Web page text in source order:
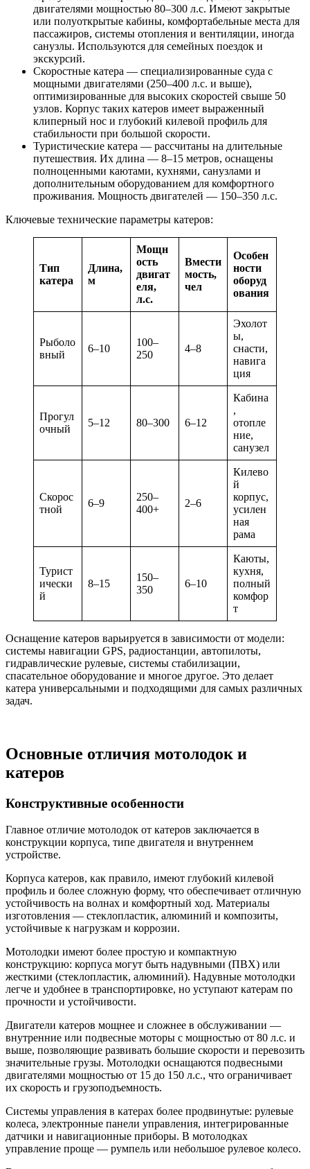
двигателями мощностью 80–300 л.с. Имеют закрытые
или полуоткрытые кабины, комфортабельные места для
пассажиров, системы отопления и вентиляции, иногда
санузлы. Используются для семейных поездок и
экскурсий.
Скоростные катера — специализированные суда с
мощными двигателями (250–400 л.с. и выше),
оптимизированные для высоких скоростей свыше 50
узлов. Корпус таких катеров имеет выраженный
клиперный нос и глубокий килевой профиль для
стабильности при большой скорости.
Туристические катера — рассчитаны на длительные
путешествия. Их длина — 8–15 метров, оснащены
полноценными каютами, кухнями, санузлами и
дополнительным оборудованием для комфортного
проживания. Мощность двигателей — 150–350 л.с.
Ключевые технические параметры катеров:
Тип
катера
Длина,
м
Мощн
ость
двигат
еля,
л.с.
Вмести
мость,
чел
Особен
ности
оборуд
ования
Рыболо
вный
6–10
100–
250
4–8
Эхолот
ы,
снасти,
навига
ция
Прогул
очный
5–12 80–300 6–12
Кабина
,
отопле
ние,
санузел
Скорос
тной
6–9
250–
400+
2–6
Килево
й
корпус,
усилен
ная
рама
Турист
ически
й
8–15
150–
350
6–10
Каюты,
кухня,
полный
комфор
т
Оснащение катеров варьируется в зависимости от модели:
системы навигации GPS, радиостанции, автопилоты,
гидравлические рулевые, системы стабилизации,
спасательное оборудование и многое другое. Это делает
катера универсальными и подходящими для самых различных
задач.
Основные отличия мотолодок и
катеров
Конструктивные особенности
Главное отличие мотолодок от катеров заключается в
конструкции корпуса, типе двигателя и внутреннем
устройстве.
Корпуса катеров, как правило, имеют глубокий килевой
профиль и более сложную форму, что обеспечивает отличную
устойчивость на волнах и комфортный ход. Материалы
изготовления — стеклопластик, алюминий и композиты,
устойчивые к нагрузкам и коррозии.
Мотолодки имеют более простую и компактную
конструкцию: корпуса могут быть надувными (ПВХ) или
жесткими (стеклопластик, алюминий). Надувные мотолодки
легче и удобнее в транспортировке, но уступают катерам по
прочности и устойчивости.
Двигатели катеров мощнее и сложнее в обслуживании —
внутренние или подвесные моторы с мощностью от 80 л.с. и
выше, позволяющие развивать большие скорости и перевозить
значительные грузы. Мотолодки оснащаются подвесными
двигателями мощностью от 15 до 150 л.с., что ограничивает
их скорость и грузоподъемность.
Системы управления в катерах более продвинутые: рулевые
колеса, электронные панели управления, интегрированные
датчики и навигационные приборы. В мотолодках
управление проще — румпель или небольшое рулевое колесо.